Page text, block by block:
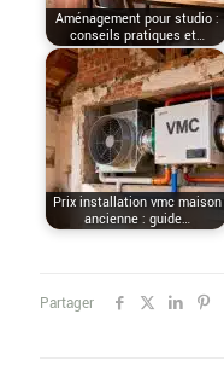
Aménagement pour studio :
conseils pratiques et…
Prix installation vmc maison
ancienne : guide…
Partager